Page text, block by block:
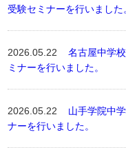
受験セミナーを行いました
2026.05.22名古屋中学
ミナーを行いました。
2026.05.22 山手学院中
ナーを行いました。